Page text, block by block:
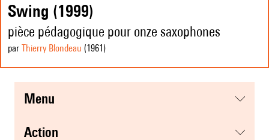
Swing (1999)
pièce pédagogique pour onze saxophones
par Thierry Blondeau (1961 )
menu
action